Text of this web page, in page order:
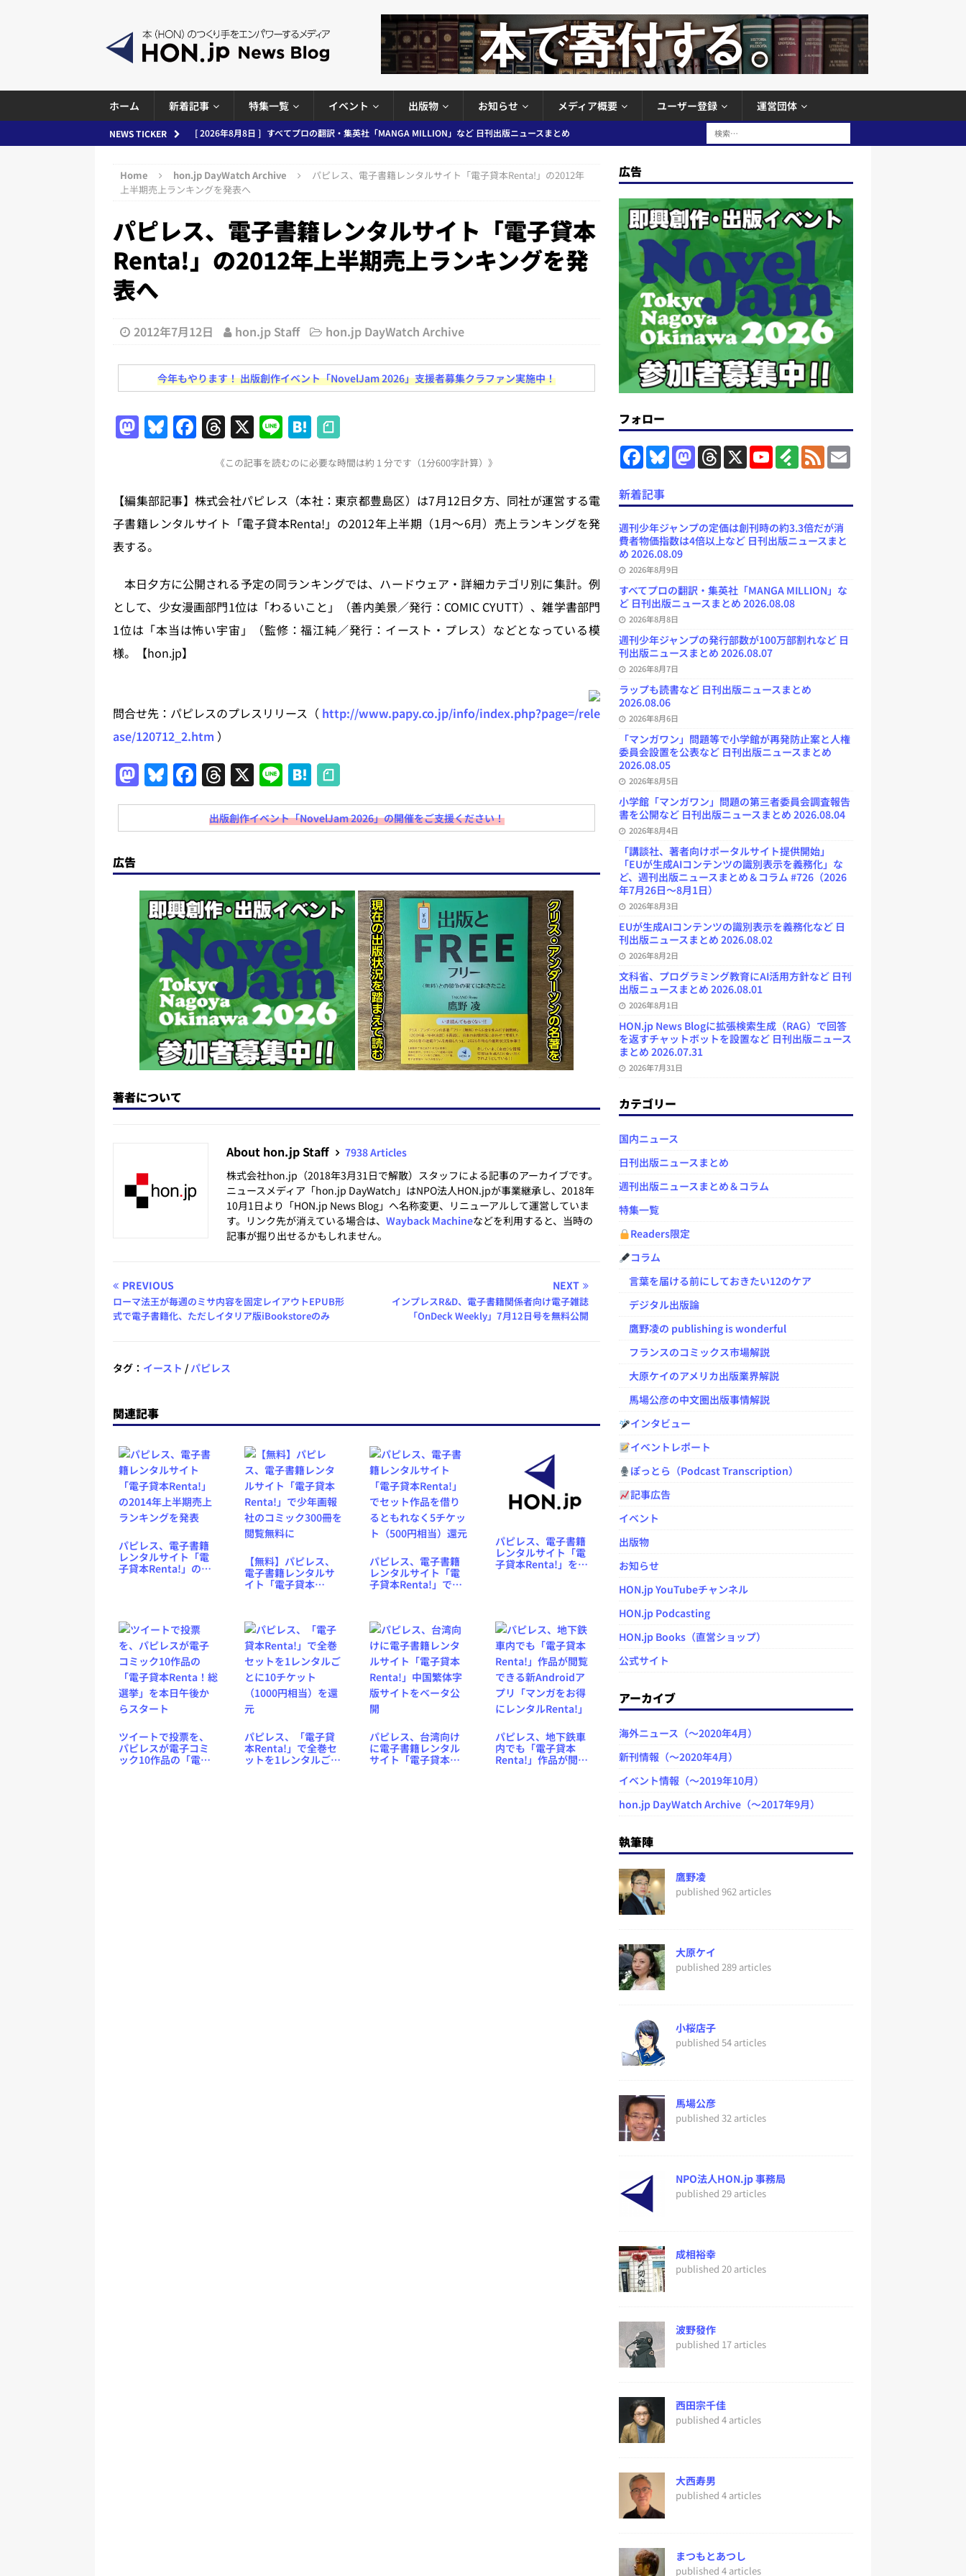
ホーム 新着記事 特集一覧 イベント 出版物 お知らせ メディア概要 ユーザー登録 運営団体
NEWS TICKER [ 2026年8月7日 ] 週刊少年ジャンプの発行部数が100万部割れなど 日刊出版ニュースまとめ 2026.08.07
[ 2026年8月6日 ] ラップも読書など 日刊出版ニュースまとめ 2026.08.06
日刊出版ニュースまとめ
ースまとめ 2026.08.05
日刊出版ニュースまとめ
[ 2026年8月4日 ] 小学館「マンガワン」問題の第三者委員会調査報告書を公開など 日刊出版ニュースまと
務化」など、週刊出版ニュースまとめ＆コラム #726（2026年7月26日～8月1日）
[ 2026年8月2日 ] EUが生成AIコンテンツの識別表示を義務化など 日刊出版ニュースまとめ 2026.08.02
[ 2026年8月1日 ] 文科省、プログラミング教育にAI活用方針など 日刊出版ニュースまとめ 2026.08.01
日刊出版ニュースまとめ 2026.07.31
日刊出版ニュースまとめ
[ 2026年8月9日 ] 週刊少年ジャンプの定価は創刊時の約3.3倍だが消費者物価指数は4倍以上など 日刊出版
Home hon.jp DayWatch Archive
パピレス、電子書籍レンタルサイト「電子貸本Renta!」の2012年
上半期売上ランキングを発表へ
パピレス、電子書籍レンタルサイト「電子貸本
Renta!」の2012年上半期売上ランキングを発
表へ
2012年7月12日 hon.jp Staff hon.jp DayWatch Archive
今年もやります！ 出版創作イベント「NovelJam 2026」支援者募集クラファン実施中！
M
o
d
o
Bl
s
k
F
e
b
k
T
re
a
d
X Li
n
e
H
at
e
n
a
《この記事を読むのに必要な時間は約 1 分です（1分600字計算）》
【編集部記事】株式会社パピレス（本社：東京都豊島区）は7月12日夕方、同社が運営する電
子書籍レンタルサイト「電子貸本Renta!」の2012年上半期（1月〜6月）売上ランキングを発
表する。
本日夕方に公開される予定の同ランキングでは、ハードウェア・詳細カテゴリ別に集計。例
として、少女漫画部門1位は「わるいこと」（善内美景／発行：COMIC CYUTT）、雑学書部門
1位は「本当は怖い宇宙」（監修：福江純／発行：イースト・プレス）などとなっている模
様。【hon.jp】
問合せ先：パピレスのプレスリリース（ http://www.papy.co.jp/info/index.php?page=/rele
ase/120712_2.htm ）
M
a
d
o
n
Bl
u
k
y
F
a
b
o
o
k
T
h
re
d
s
X Li
n
e
H
at
e
a
出版創作イベント「NovelJam 2026」の開催をご支援ください！
広告
著者について
About hon.jp Staff
7938 Articles
株式会社hon.jp（2018年3月31日で解散）スタッフによる記事のアーカイブです。
ニュースメディア「hon.jp DayWatch」はNPO法人HON.jpが事業継承し、2018年
10月1日より「HON.jp News Blog」へ名称変更、リニューアルして運営していま
す。リンク先が消えている場合は、 Wayback Machineなどを利用すると、当時の
記事が掘り出せるかもしれません。
PREVIOUS
ローマ法王が毎週のミサ内容を固定レイアウトEPUB形
式で電子書籍化、ただしイタリア版iBookstoreのみ
NEXT
インプレスR&D、電子書籍関係者向け電子雑誌
「OnDeck Weekly」7月12日号を無料公開
タグ： イースト / パピレス
関連記事
パピレス、電子書籍
レンタルサイト「電
子貸本Renta!」の
【無料】パピレス、
電子書籍レンタルサ
イト「電子貸本
閲覧無料に
パピレス、電子書籍
レンタルサイト「電
子貸本Renta!」でセ
（500円相当）還元
パピレス、電子書籍
レンタルサイト「電
子貸本Renta!」を
ツイートで投票を、
パピレスが電子コミ
ック10作品の「電子
パピレス、「電子貸
本Renta!」で全巻セ
ットを1レンタルごと
パピレス、台湾向け
に電子書籍レンタル
サイト「電子貸本
パピレス、地下鉄車
内でも「電子貸本
Renta!」作品が閲覧
広告
フォロー
F
a
e
b
o
o
k
B
l
k
M
a
d
o
n
T
h
d
s
X
Y
o
b
e
C
h
e
l
F
e
y
F
e
E
m
新着記事
週刊少年ジャンプの定価は創刊時の約3.3倍だが消
費者物価指数は4倍以上など 日刊出版ニュースまと
め 2026.08.09
2026年8月9日
すべてプロの翻訳・集英社「MANGA MILLION」な
ど 日刊出版ニュースまとめ 2026.08.08
2026年8月8日
週刊少年ジャンプの発行部数が100万部割れなど 日
刊出版ニュースまとめ 2026.08.07
2026年8月7日
ラップも読書など 日刊出版ニュースまとめ
2026.08.06
2026年8月6日
「マンガワン」問題等で小学館が再発防止案と人権
委員会設置を公表など 日刊出版ニュースまとめ
2026.08.05
2026年8月5日
小学館「マンガワン」問題の第三者委員会調査報告
書を公開など 日刊出版ニュースまとめ 2026.08.04
2026年8月4日
「講談社、著者向けポータルサイト提供開始」
「EUが生成AIコンテンツの識別表示を義務化」な
ど、週刊出版ニュースまとめ＆コラム #726（2026
年7月26日～8月1日）
2026年8月3日
EUが生成AIコンテンツの識別表示を義務化など 日
刊出版ニュースまとめ 2026.08.02
2026年8月2日
文科省、プログラミング教育にAI活用方針など 日刊
出版ニュースまとめ 2026.08.01
2026年8月1日
HON.jp News Blogに拡張検索生成（RAG）で回答
を返すチャットボットを設置など 日刊出版ニュース
まとめ 2026.07.31
2026年7月31日
カテゴリー
国内ニュース
日刊出版ニュースまとめ
週刊出版ニュースまとめ＆コラム
特集一覧
Readers限定
コラム
言葉を届ける前にしておきたい12のケア
デジタル出版論
鷹野凌の publishing is wonderful
フランスのコミックス市場解説
大原ケイのアメリカ出版業界解説
馬場公彦の中文圏出版事情解説
インタビュー
イベントレポート
ぽっとら（Podcast Transcription）
記事広告
イベント
出版物
お知らせ
HON.jp YouTubeチャンネル
HON.jp Podcasting
HON.jp Books（直営ショップ）
公式サイト
アーカイブ
海外ニュース（～2020年4月）
新刊情報（～2020年4月）
イベント情報（～2019年10月）
hon.jp DayWatch Archive（～2017年9月）
執筆陣
鷹野凌
published 962 articles
大原ケイ
published 289 articles
小桜店子
published 54 articles
馬場公彦
published 32 articles
NPO法人HON.jp 事務局
published 29 articles
成相裕幸
published 20 articles
波野發作
published 17 articles
西田宗千佳
published 4 articles
大西寿男
published 4 articles
まつもとあつし
published 4 articles